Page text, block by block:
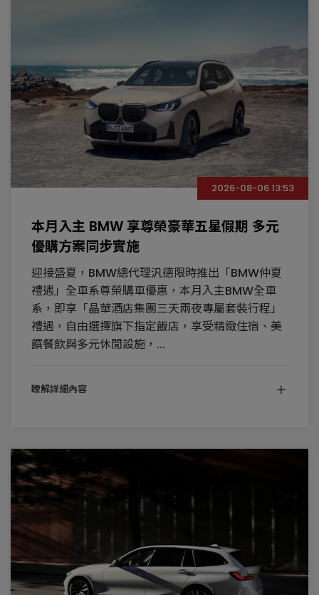
2026-08-06 13:53
本月入主 BMW 享尊榮豪華五星假期 多元
優購方案同步實施
迎接盛夏，BMW總代理汎德限時推出「BMW仲夏
禮遇」全車系尊榮購車優惠，本月入主BMW全車
系，即享「晶華酒店集團三天兩夜專屬套裝行程」
禮遇，自由選擇旗下指定飯店，享受精緻住宿、美
饌餐飲與多元休閒設施，...
瞭解詳細內容